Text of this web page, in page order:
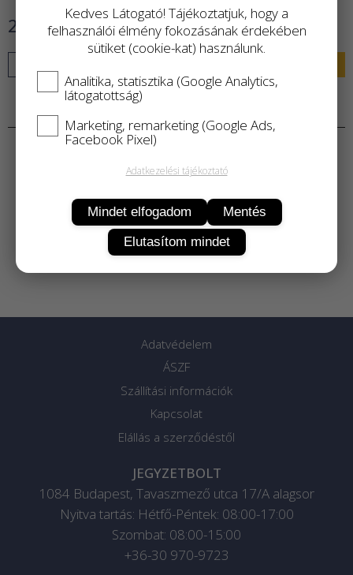
2 000 Ft
Adatvédelem
ÁSZF
Szállítási információk
Kapcsolat
Elállás a szerződéstől
JEGYZETBOLT
1084 Budapest, Tavaszmező utca 17/A alagsor
Nyitva tartás: Hétfő-Péntek: 08:00-17:00
Szombat: 08:00-15:00
+36-30 970-9723
Kedves Látogató! Tájékoztatjuk, hogy a
felhasználói élmény fokozásának érdekében
sütiket (cookie-kat) használunk.
Analitika, statisztika (Google Analytics,
látogatottság)
Marketing, remarketing (Google Ads,
Facebook Pixel)
Adatkezelési tájékoztató
Mindet elfogadom
Mentés
Elutasítom mindet